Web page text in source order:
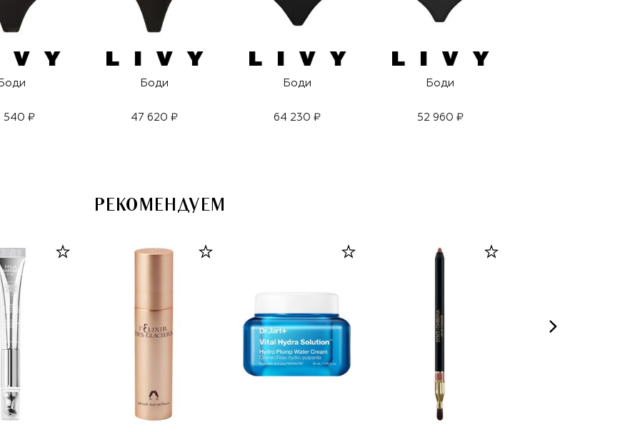
540 ₽
Боди
47 620 ₽
Боди
64 230 ₽
Боди
52 960 ₽
РЕКОМЕНДУЕМ